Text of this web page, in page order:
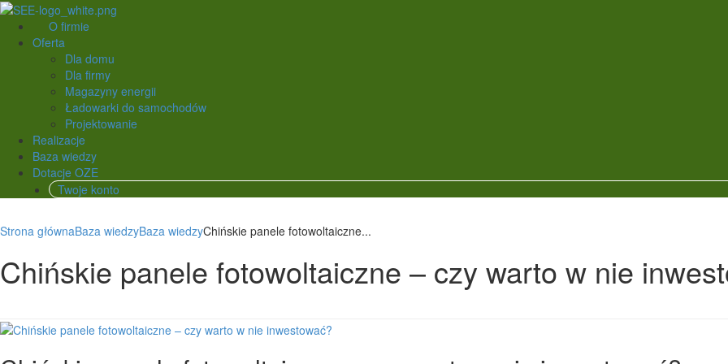
O firmie
Oferta
Dla domu
Dla firmy
Magazyny energii
Ładowarki do samochodów
Projektowanie
Realizacje
Baza wiedzy
Dotacje OZE
Twoje konto
Strona głównaBaza wiedzyBaza wiedzyChińskie panele fotowoltaiczne...
Chińskie panele fotowoltaiczne – czy warto w nie